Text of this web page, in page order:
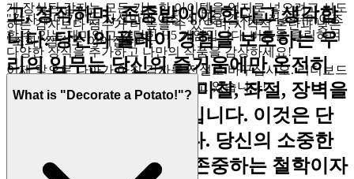
게 장식된 감자는 모든 가능한 아이템을 억지로 넣으려고 시도
하는 감자보다 점수가 더 높을 수 있으며, 시각적 혼란과 낮은
"조화" 점수로 이어집니다.
이제 앞으로 나아가 아침 감자를 전설로 바꾸십시오. 리더보드
는 당신의 전략적 천재성을 기다리고 있습니다!
고, 정직하며, 존중받아야 한다고 생각합
니다. 당신의 플레이 경험을 보호하는 우
리의 임무는 당신의 즐거움에만 온전히
집중할 수 있도록 모든 마찰, 좌절, 장벽을
세심하게 제거하는 것입니다. 이것은 단
순한 플랫폼이 아닙니다. 당신의 소중한
여가 시간을 무엇보다 존중하는 철학이자
"감자 꾸미기!"는 자신만의 아침 식사용 감자를 커스터마이즈
할 수 있는 재미있고 간단한 H5 게임입니다. 버튼을 클릭하여
다양한 장식을 추가하고 나만의 작품을 감상하세요!
What is "Decorate a Potato!"?